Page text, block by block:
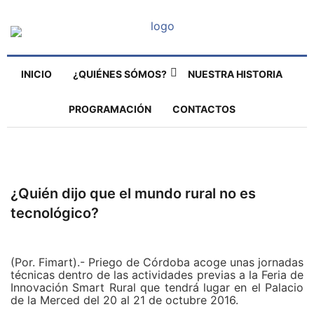
INICIO ¿QUIÉNES SÓMOS? NUESTRA HISTORIA
PROGRAMACIÓN CONTACTOS
¿Quién dijo que el mundo rural no es
tecnológico?
(Por. Fimart).- Priego de Córdoba acoge unas jornadas
técnicas dentro de las actividades previas a la Feria de
Innovación Smart Rural que tendrá lugar en el Palacio
de la Merced del 20 al 21 de octubre 2016.